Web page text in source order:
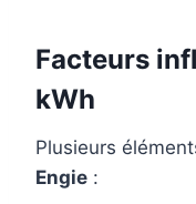
Facteurs
kWh
Plusieurs
Engie :